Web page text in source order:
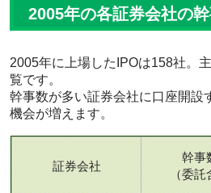
2005年の各証券会社の
2005年に上場したIPOは158社。
覧です。
幹事数が多い証券会社に口座開設
機会が増えます。
証券会社
幹事
（委託